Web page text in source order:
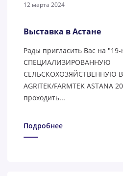
12 марта 2024
Выставка в Астане
Рады пригласить Вас на
СПЕЦИАЛИЗИРОВАННУЮ
СЕЛЬСКОХОЗЯЙСТВЕННУЮ
AGRITEK/FARMTEK ASTANA
проходить...
Подробнее